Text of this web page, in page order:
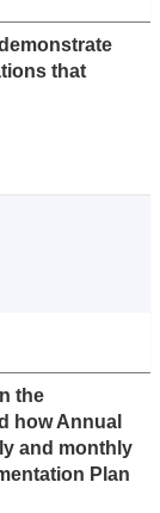
that
the
how Annual
and monthly
Plan